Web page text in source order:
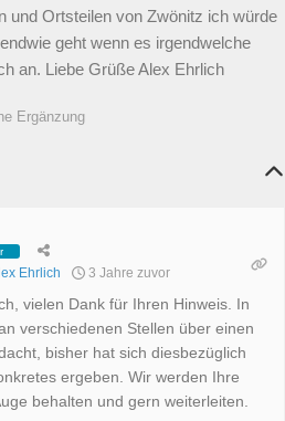
und Ortsteilen von Zwönitz ich würde
geht wenn es irgendwelche
an. Liebe Grüße Alex Ehrlich
Ergänzung
Ehrlich 3 Jahre zuvor
vielen Dank für Ihren Hinweis. In
verschiedenen Stellen über einen
bisher hat sich diesbezüglich
ergeben. Wir werden Ihre
behalten und gern weiterleiten.